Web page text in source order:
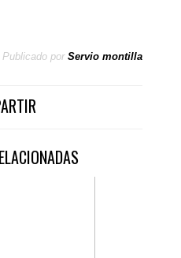
Publicado por Servio montilla